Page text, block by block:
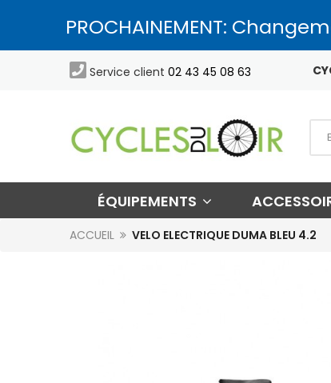
PROCHAINEMENT:
 Service client 02 43 45 08 63
ÉQUIPEMENTS
ACCUEIL VELO ELECTRIQUE DUMA BLEU 4.2